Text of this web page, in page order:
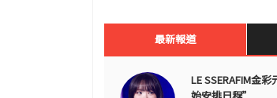
最新報道
LE SSERAFIM金